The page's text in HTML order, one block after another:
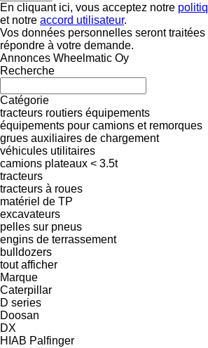
En cliquant ici, vous acceptez notre
et notre accord utilisateur.
Vos données personnelles seront
répondre à votre demande.
Annonces Wheelmatic Oy
Recherche
Catégorie
tracteurs routiers équipements
équipements pour camions et remorques
grues auxiliaires de chargement
véhicules utilitaires
camions plateaux < 3.5t
tracteurs
tracteurs à roues
matériel de TP
excavateurs
pelles sur pneus
engins de terrassement
bulldozers
tout afficher
Marque
Caterpillar
D series
Doosan
DX
HIAB Palfinger